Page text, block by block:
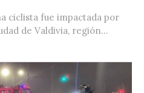
ciclista fue impactada por
de Valdivia, región...